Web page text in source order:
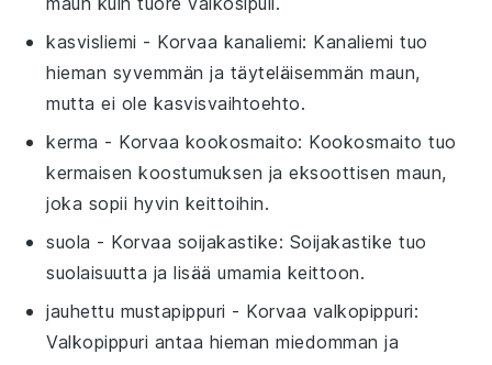
kasvisliemi - Korvaa kanaliemi: Kanaliemi tuo
hieman syvemmän ja täyteläisemmän maun,
mutta ei ole kasvisvaihtoehto.
kerma - Korvaa kookosmaito: Kookosmaito tuo
kermaisen koostumuksen ja eksoottisen maun,
joka sopii hyvin keittoihin.
suola - Korvaa soijakastike: Soijakastike tuo
suolaisuutta ja lisää umamia keittoon.
jauhettu mustapippuri - Korvaa valkopippuri:
Valkopippuri antaa hieman miedomman ja